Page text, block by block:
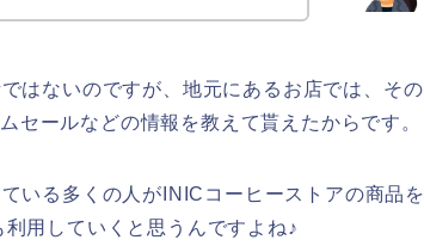
はないのですが、地元にあるお店では、その
セールなどの情報を教えて貰えたからです。
いる多くの人がINICコーヒーストアの商品を
用していくと思うんですよね♪